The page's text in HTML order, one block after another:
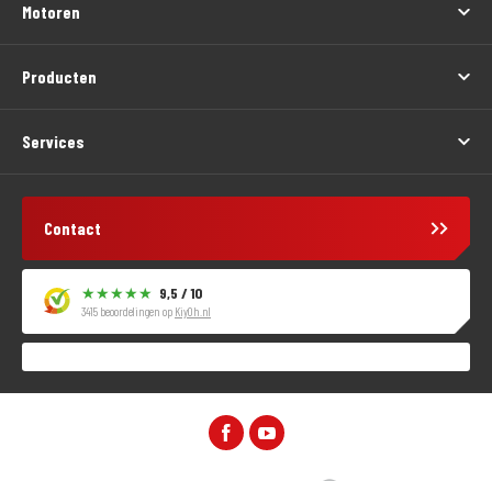
Motoren
Producten
Services
Contact
9,5 / 10
3415 beoordelingen op KiyOh.nl